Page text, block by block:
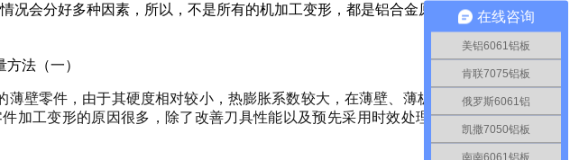
会分好多种因素，所以，不是所有的机加工变形，都是铝合金原材料导致的。还有其
薄壁零件，由于其硬度相对较小， 热膨胀系数较大， 在薄壁、薄板类零件的机械加工中
加工变形的原因很多， 除了改善刀具性能以及预先采用时效处理消除材料的内应力之
在线咨询
美铝6061铝板
肯联7075铝板
俄罗斯6061铝
凯撒7050铝板
南南6061铝板